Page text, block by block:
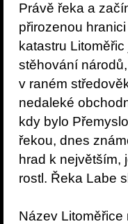
Právě řeka a
přirozenou
katastru
stěhování
v raném
nedaleké
kdy bylo
řekou, dnes
hrad k
rostl. Řeka Labe
Název